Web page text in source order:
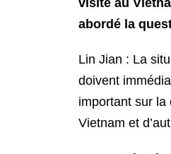
abordé la
Lin Jian : La
doivent
important sur la
Vietnam et